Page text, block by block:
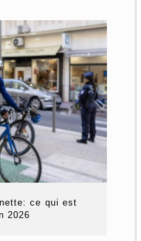
ce qui est
2026